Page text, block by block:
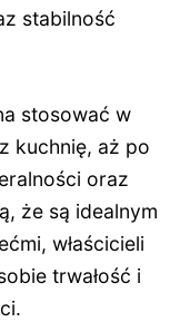
stabilność
stosować w
kuchnię, aż po
oraz
że są idealnym
właścicieli
trwałość i